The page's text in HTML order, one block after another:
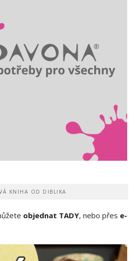
KNIHA OD DIBLIKA
objednat TADY, nebo přes e-